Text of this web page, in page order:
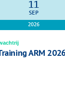
11
SEP
2026
ARM